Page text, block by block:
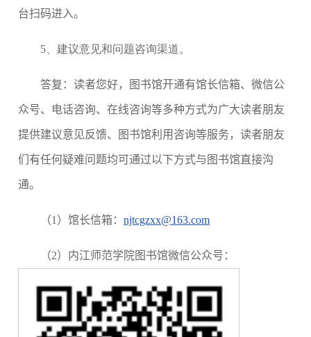
台扫码进入。
5、 建议意见和问题咨询渠道。
答复：读者您好，图书馆开通有馆长信箱、微信公
众号、 电话咨询、在线咨询等多种方式为广大读者朋友
提供建议意见反馈、图书馆利用咨询等服务，读者朋友
们有任何疑难问题均可通过以下方式与图书馆直接沟
通。
（1）馆长信箱： njtcgzxx@163.com
（2）内江师范学院图书馆微信公众号：